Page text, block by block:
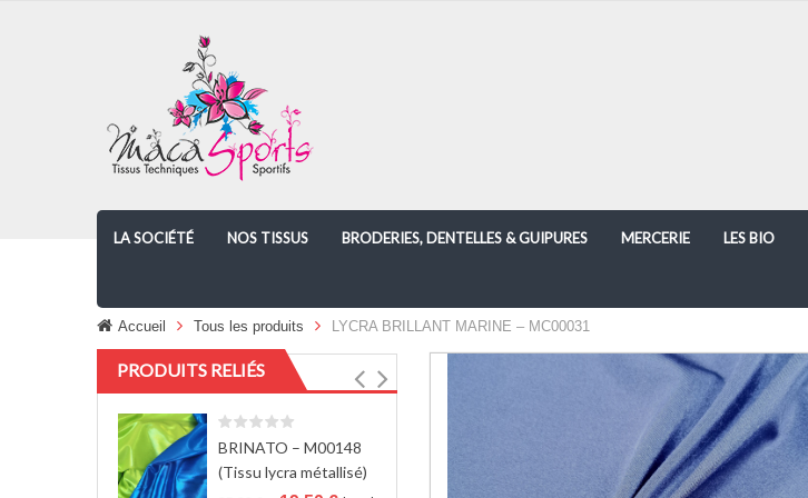
LA SOCIÉTÉ NOS TISSUS BRODERIES, DENTELLES & GUIPURES MERCERIE LES BIO
Accueil Tous les produits LYCRA BRILLANT MARINE – MC00031
PRODUITS RELIÉS
BRINATO – M00148
(Tissu lycra métallisé)